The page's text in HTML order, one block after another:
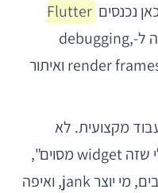
נכנסים Flutter
— סט הכלים המובנה ל-debugging,
profiling, בדיקת זיכרון, ניתוח render frames ואיתור
מקצועית. לא
לנחש, אלא למדוד. לא "נראה לי שזה widget מסוים",
אלא לראות בדיוק מי צורך משאבים, מי יוצר jank, ואיפה